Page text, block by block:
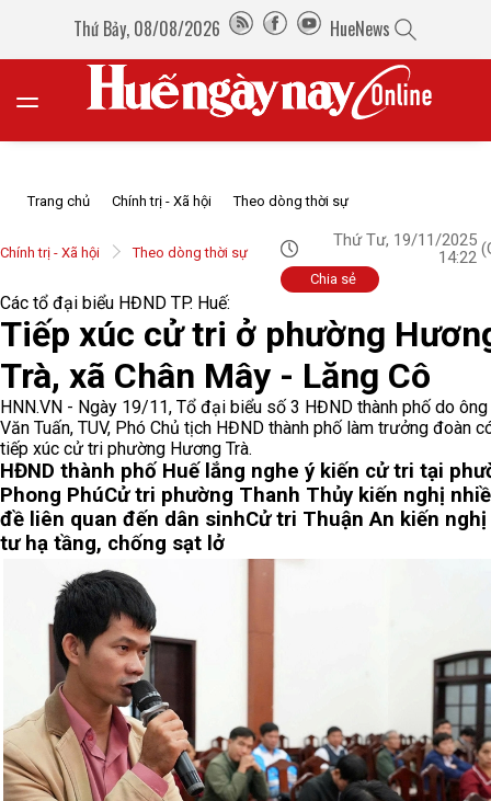
Thứ Bảy, 08/08/2026 HueNews
Trang chủ Chính trị - Xã hội Theo dòng thời sự
Chính trị - Xã hội Theo dòng thời sự
Thứ Tư, 19/11/2025
14:22
Chia sẻ
Các tổ đại biểu HĐND TP. Huế:
Tiếp xúc cử tri ở phường
Trà, xã Chân Mây - Lăng Cô
HNN.VN - Ngày 19/11, Tổ đại biểu số 3 HĐND thành phố do ông
Văn Tuấn, TUV, Phó Chủ tịch HĐND thành phố làm trưởng đoàn
tiếp xúc cử tri phường Hương Trà.
HĐND thành phố Huế lắng nghe ý kiến cử tri tại
Phong PhúCử tri phường Thanh Thủy kiến nghị
đề liên quan đến dân sinhCử tri Thuận An kiến
tư hạ tầng, chống sạt lở